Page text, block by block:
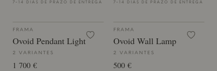
7-14 DIAS DE PRAZO DE ENTREGA 7-14 DIAS DE PRAZO DE ENTREGA
FRAMA
Ovoid Pendant Light
2 VARIANTES
1 700 €
FRAMA
Ovoid Wall Lamp
2 VARIANTES
500 €